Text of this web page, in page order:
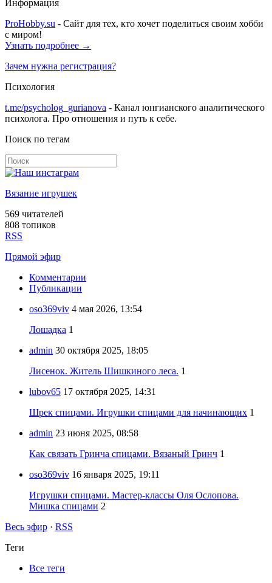
Информация
ProHobby.su - Сайт для тех, кто хочет поделиться своим хобби
с миром!
Узнать подробнее →
Зачем нужна регистрация?
Психология
t.me/psycholog_gurianova - Канал юнгианского аналитического
психолога. Про отношения и путь к себе.
Поиск по тегам
Вязание игрушек
569 читателей
808 топиков
RSS
Прямой эфир
Комментарии
Публикации
oso369viv 4 мая 2026, 13:54
Лошадка 1
admin 30 октября 2025, 18:05
Лисенок. Житель Шишкиного леса. 1
lubov65 17 октября 2025, 14:31
Шрек спицами. Игрушки спицами для начинающих 1
admin 23 июня 2025, 08:58
Как связать Гринча спицами. Вязаный Гринч 1
oso369viv 16 января 2025, 19:11
Игрушки спицами. Мастер-классы Оля Ослопова.
Мишка спицами 2
Весь эфир · RSS
Теги
Все теги